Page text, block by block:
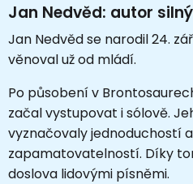
Jan Nedvěd: autor
Jan Nedvěd se narodil 24.
věnoval už od mládí.
Po působení v
začal vystupovat i sólově.
vyznačovaly jednoduchostí
zapamatovatelností. Díky
doslova lidovými písněmi.